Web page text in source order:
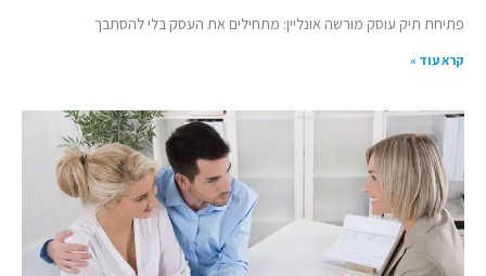
פתיחת תיק עוסק מורשה אונליין: מתחילים את העסק בלי להסתבך
קרא עוד »